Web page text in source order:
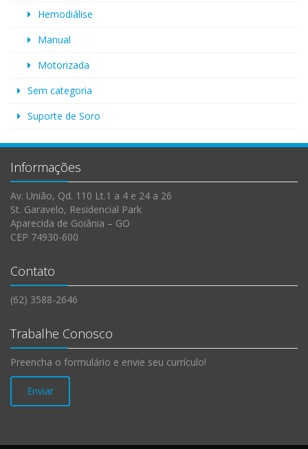
Hemodiálise
Manual
Motorizada
Sem categoria
Suporte de Soro
Informações
Av. União, Qd. 110 Lt.1 a 4 e 24 a 26
St. Garavelo, Residencial Park
Aparecida de Goiânia – GO
CEP 74930-600
Contato
(62) 3588-2646
Trabalhe Conosco
Preencha o formulário e envie seu currículo!
Enviar